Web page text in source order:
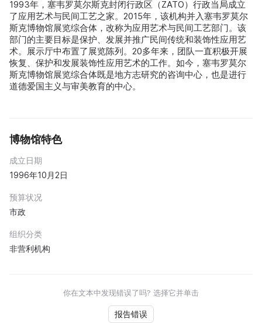
1993年，塞韦罗莫尔斯克封闭行政区（ZATO）行政当局成立
了应用艺术与民间工艺之家。2015年，该机构并入塞韦罗莫尔
斯克博物馆展览综合体，改称为应用艺术与民间工艺部门。该
部门的主要目标是保护、发展并推广民间传统和装饰性应用艺
术。展示厅中布置了展览陈列。20多年来，团队一直积极开展
恢复、保护和发展装饰性应用艺术的工作。如今，塞韦罗莫尔
斯克博物馆展览综合体既是地方志研究的咨询中心，也是进行
道德爱国主义与审美教育的中心。
博物馆特色
成立日期
1996年10月2日
预算状况
市政
组织分类
非营利机构
你在文本中发现错误了吗? 选择它并单击
报告错误